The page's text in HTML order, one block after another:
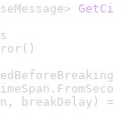
breakDelay) =>